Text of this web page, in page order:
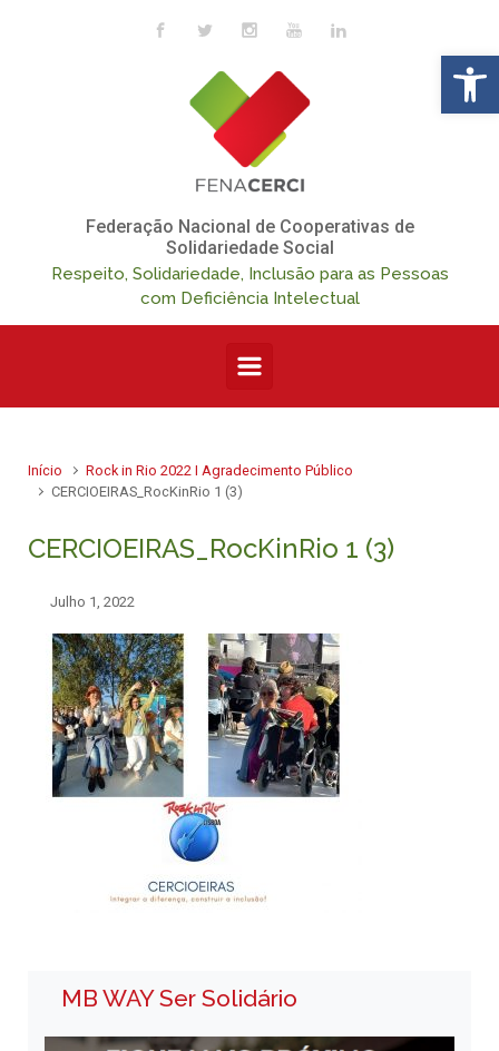
Skip to main content
Federação Nacional de Cooperativas de
Solidariedade Social
Respeito, Solidariedade, Inclusão para as Pessoas
com Deficiência Intelectual
Início
Rock in Rio 2022 I Agradecimento Público
CERCIOEIRAS_RocKinRio 1 (3)
CERCIOEIRAS_RocKinRio 1 (3)
Julho 1, 2022
MB WAY Ser Solidário